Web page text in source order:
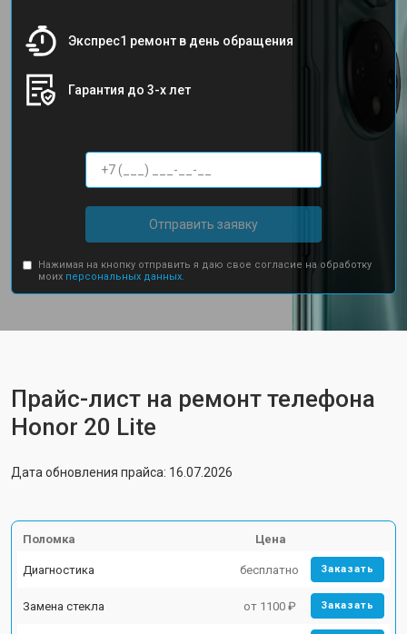
Экспрес1 ремонт в день обращения
Гарантия до 3-х лет
Отправить заявку
Нажимая на кнопку отправить я даю свое согласие на обработку
моих персональных данных.
Прайс-лист на ремонт телефона
Honor 20 Lite
Дата обновления прайса: 16.07.2026
Поломка Цена
Диагностика бесплатно Заказать
Замена стекла от 1100 ₽ Заказать